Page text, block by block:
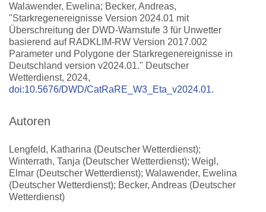
Walawender, Ewelina; Becker, Andreas,
"Starkregenereignisse Version 2024.01 mit
Überschreitung der DWD-Warnstufe 3 für Unwetter
basierend auf RADKLIM-RW Version 2017.002
Parameter und Polygone der Starkregenereignisse in
Deutschland version v2024.01." Deutscher
Wetterdienst, 2024,
doi:10.5676/DWD/CatRaRE_W3_Eta_v2024.01.
Autoren
Lengfeld, Katharina (Deutscher Wetterdienst);
Winterrath, Tanja (Deutscher Wetterdienst); Weigl,
Elmar (Deutscher Wetterdienst); Walawender, Ewelina
(Deutscher Wetterdienst); Becker, Andreas (Deutscher
Wetterdienst)